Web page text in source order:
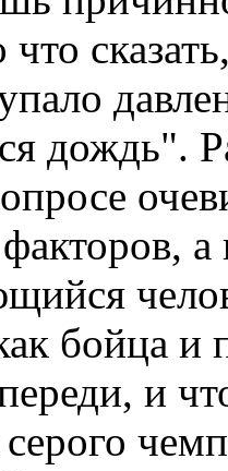
что
дождь".
факторов,
бойца и
и